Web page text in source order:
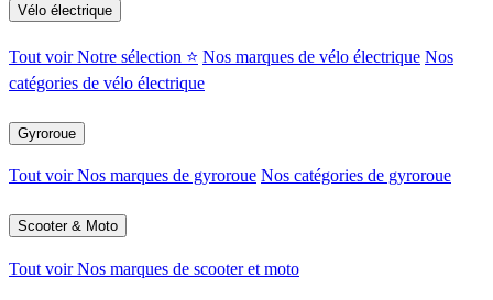
Vélo électrique
Tout voirNotre sélection ⭐ Nos marques de vélo électrique Nos
catégories de vélo électrique
Gyroroue
Tout voirNos marques de gyroroue Nos catégories de gyroroue
Scooter & Moto
Tout voirNos marques de scooter et moto